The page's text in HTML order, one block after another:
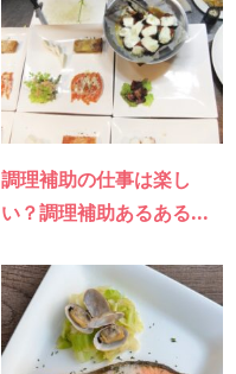
調理補助の仕事は楽し
い？調理補助あるある...